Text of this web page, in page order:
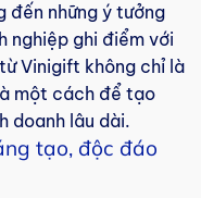
đến những ý tưởng
nghiệp ghi điểm với
Vinigift không chỉ là
một cách để tạo
doanh lâu dài.
tạo, độc đáo